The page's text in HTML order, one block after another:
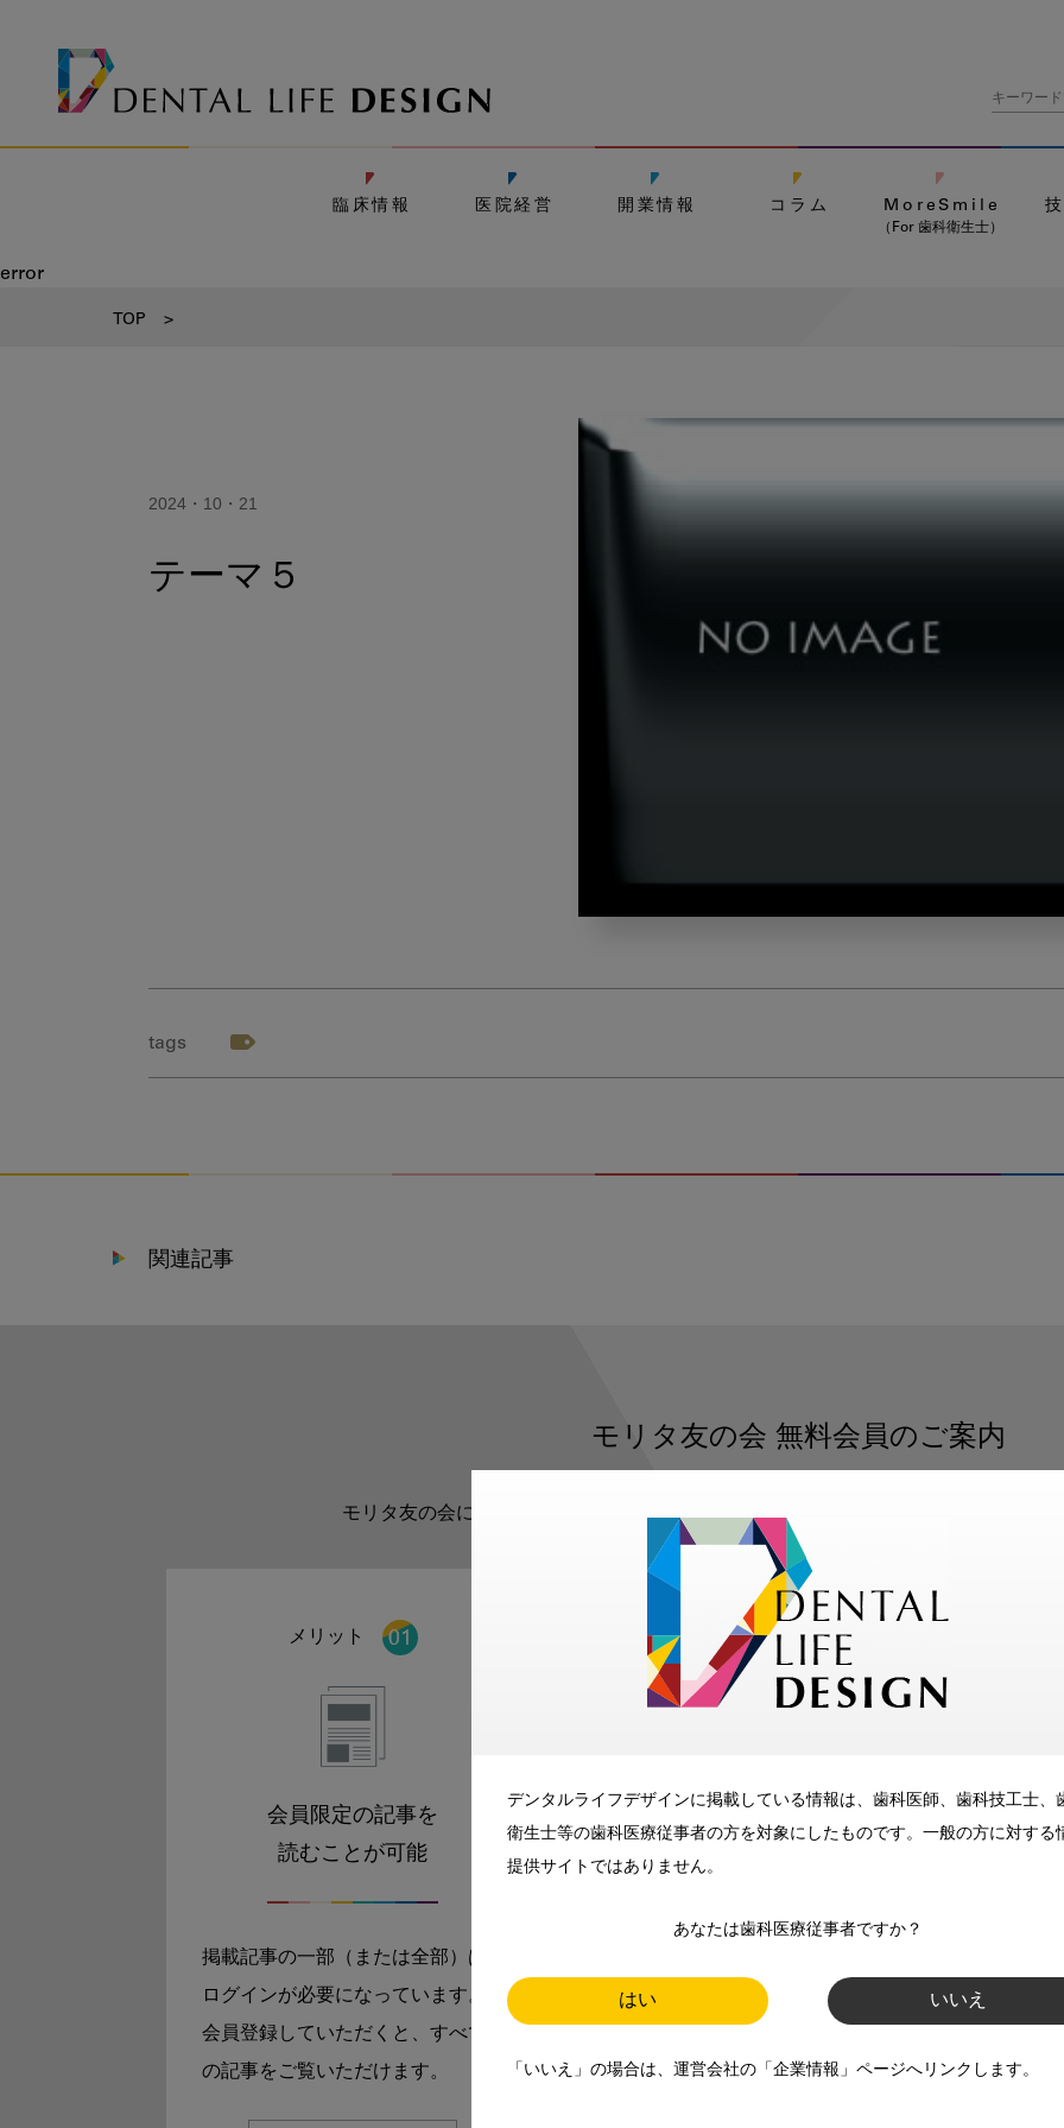
デンタルライフデザインに掲載している情報は、歯科医師、歯科技工士、
衛生士等の歯科医療従事者の方を対象にしたものです。一般の方に対する
提供サイトではありません。
あなたは歯科医療従事者ですか？
はい いいえ
「いいえ」の場合は、運営会社の「企業情報」ページへリンクします。
臨床情報 医院経営 開業情報 コラム MoreSmile
（For 歯科衛生士）
error
TOP >
2024・10・21
テーマ５
tags
関連記事
モリタ友の会 無料会員のご案内
モリタ友の会に登録いただくと、デンタルライフデザインをもっと便利にご利用い
メリット
会員限定の記事を
読むことが可能
掲載記事の一部（または全部）は
ログインが必要になっています。
会員登録していただくと、すべて
の記事をご覧いただけます。
メリット
メールマガジンでお届け
師、歯科衛生士、歯科技工士）に
お届けします。